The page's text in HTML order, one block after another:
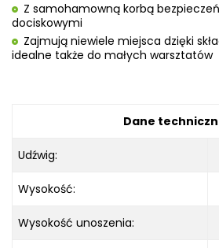
Z samohamowną korbą
dociskowymi
Zajmują niewiele miejsca dzięki
idealne także do małych warsztatów
Dane
Udźwig:
Wysokość:
Wysokość unoszenia: